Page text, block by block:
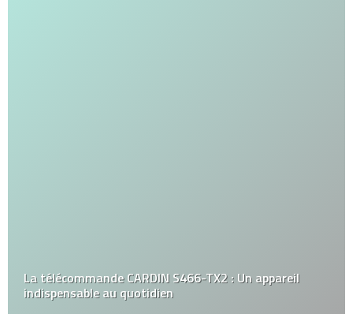
La télécommande CARDIN S466-TX2 : Un appareil
indispensable au quotidien